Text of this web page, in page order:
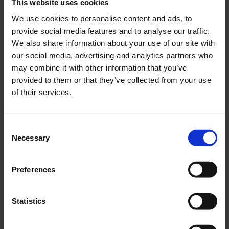
This website uses cookies
We use cookies to personalise content and ads, to
provide social media features and to analyse our traffic.
We also share information about your use of our site with
our social media, advertising and analytics partners who
may combine it with other information that you’ve
provided to them or that they’ve collected from your use
of their services.
Necessary
Preferences
Statistics
Packningssats ILO G50
Piano
IP001-02-31-201
249
Packboxskit Ilo G50
IP002-E
195
KÖP
Kedja 415H 128länk